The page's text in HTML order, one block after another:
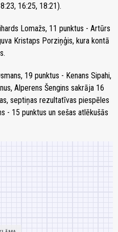
16:25, 18:21).
Lomažs, 11 punktus - Artūrs
Kristaps Porziņģis, kura kontā
19 punktus - Kenans Sipahi,
Alperens Šengins sakrāja 16
septiņas rezultatīvas piespēles
- 15 punktus un sešas atlēkušās